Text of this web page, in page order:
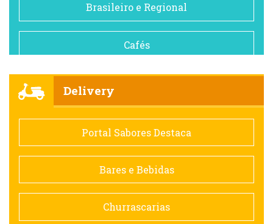
Brasileiro e Regional
Cafés
Comida saudável
Contemporânea
Doceria
Delivery
Portal Sabores Destaca
Bares e Bebidas
Churrascarias